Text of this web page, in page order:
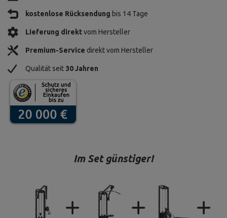
kostenlose Rücksendung bis 14 Tage
Lieferung direktvom Hersteller
Premium-Service direkt vom Hersteller
Qualität seit 30 Jahren
Im Set günstiger!